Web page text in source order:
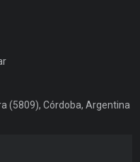
(5809), Córdoba, Argentina